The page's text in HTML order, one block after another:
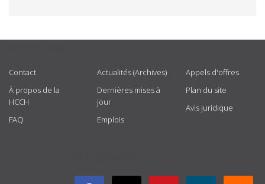
Contact
À propos de la
HCCH
FAQ
Actualités (Archives)
Dernières mises à
jour
Emplois
Appels d'offres
Plan du site
Avis juridique